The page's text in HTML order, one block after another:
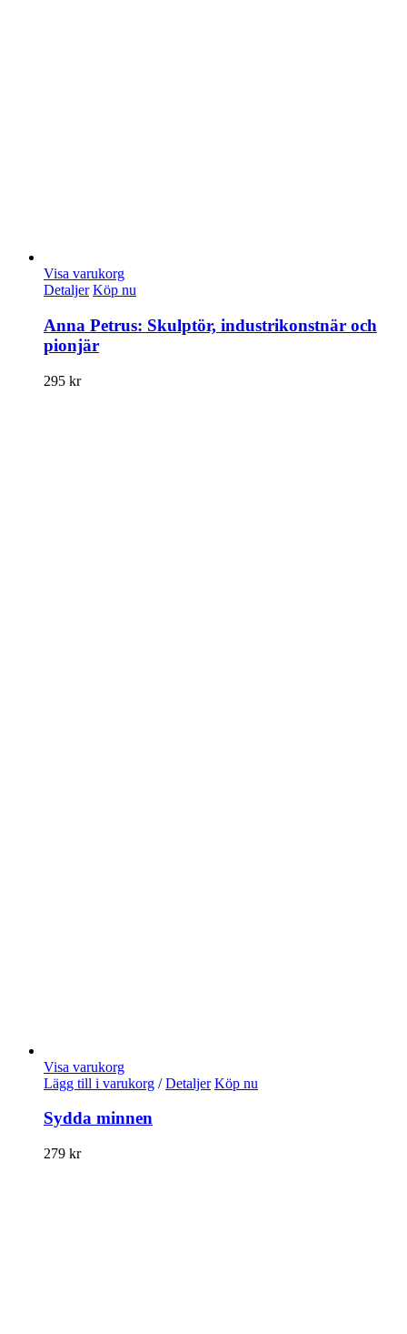
Visa varukorg
Detaljer Köp nu
Anna Petrus: Skulptör, industrikonstnär och
pionjär
295 kr
Visa varukorg
Lägg till i varukorg / Detaljer Köp nu
Sydda minnen
279 kr